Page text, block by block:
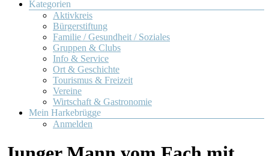
Kategorien
Aktivkreis
Bürgerstiftung
Familie / Gesundheit / Soziales
Gruppen & Clubs
Info & Service
Ort & Geschichte
Tourismus & Freizeit
Vereine
Wirtschaft & Gastronomie
Mein Harkebrügge
Anmelden